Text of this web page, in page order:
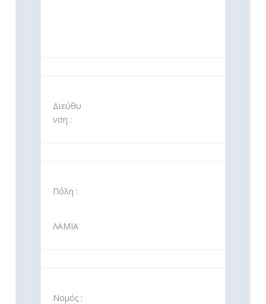
Διεύθυ
νση :
Πόλη :
ΛΑΜΙΑ
Νομός :